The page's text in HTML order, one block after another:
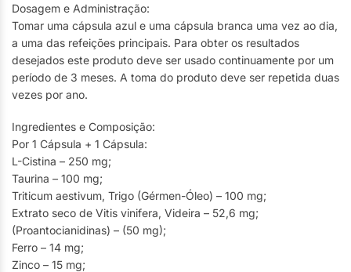
Dosagem e Administração:
Tomar uma cápsula azul e uma cápsula branca uma vez ao dia,
a uma das refeições principais. Para obter os resultados
desejados este produto deve ser usado continuamente por um
período de 3 meses. A toma do produto deve ser repetida duas
vezes por ano.
Ingredientes e Composição:
Por 1 Cápsula + 1 Cápsula:
L-Cistina – 250 mg;
Taurina – 100 mg;
Triticum aestivum, Trigo (Gérmen-Óleo) – 100 mg;
Extrato seco de Vitis vinifera, Videira – 52,6 mg;
(Proantocianidinas) – (50 mg);
Ferro – 14 mg;
Zinco – 15 mg;